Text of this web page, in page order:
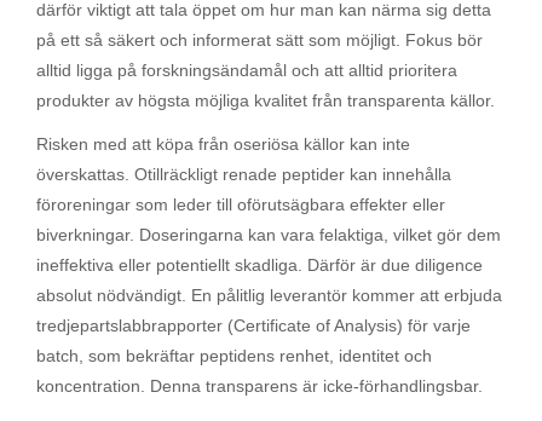
därför viktigt att tala öppet om hur man kan närma sig detta
på ett så säkert och informerat sätt som möjligt. Fokus bör
alltid ligga på forskningsändamål och att alltid prioritera
produkter av högsta möjliga kvalitet från transparenta källor.
Risken med att köpa från oseriösa källor kan inte
överskattas. Otillräckligt renade peptider kan innehålla
föroreningar som leder till oförutsägbara effekter eller
biverkningar. Doseringarna kan vara felaktiga, vilket gör dem
ineffektiva eller potentiellt skadliga. Därför är due diligence
absolut nödvändigt. En pålitlig leverantör kommer att erbjuda
tredjepartslabbrapporter (Certificate of Analysis) för varje
batch, som bekräftar peptidens renhet, identitet och
koncentration. Denna transparens är icke-förhandlingsbar.